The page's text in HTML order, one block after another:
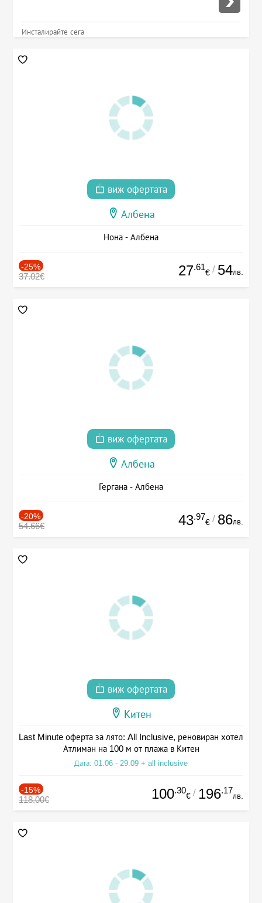
Инсталирайте сега
виж офертата
Албена
Нона - Албена
-25%
37.02€ 27.61
€ / 54лв.
виж офертата
Албена
Гергана - Албена
-20%
54.66€ 43.97
€ / 86лв.
виж офертата
Китен
Last Minute оферта за лято: All Inclusive, реновиран хотел
Атлиман на 100 м от плажа в Китен
Дата: 01.06 - 29.09 + all inclusive
-15%
118.00€ 100.30
€ / 196.17
лв.